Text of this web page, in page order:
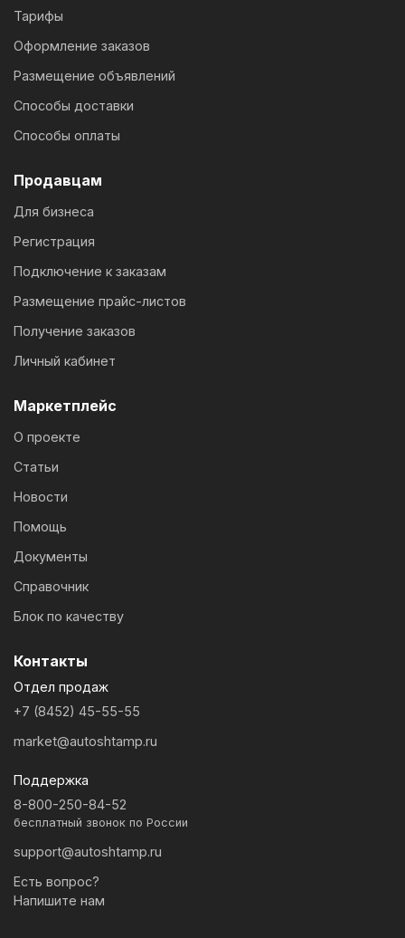
Тарифы
Оформление заказов
Размещение объявлений
Способы доставки
Способы оплаты
Продавцам
Для бизнеса
Регистрация
Подключение к заказам
Размещение прайс-листов
Получение заказов
Личный кабинет
Маркетплейс
О проекте
Статьи
Новости
Помощь
Документы
Справочник
Блок по качеству
Контакты
Отдел продаж
+7 (8452) 45-55-55
market@autoshtamp.ru
Поддержка
8-800-250-84-52
бесплатный звонок по России
support@autoshtamp.ru
Есть вопрос?
Напишите нам